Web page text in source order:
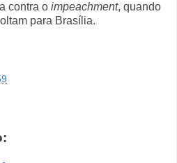
contra o impeachment, quando
para Brasília.